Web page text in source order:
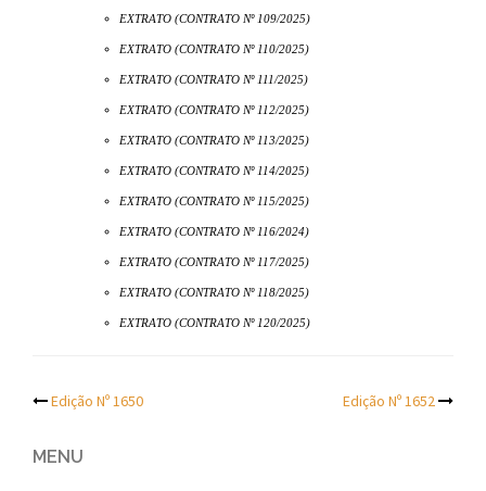
EXTRATO (CONTRATO Nº 109/2025)
EXTRATO (CONTRATO Nº 110/2025)
EXTRATO (CONTRATO Nº 111/2025)
EXTRATO (CONTRATO Nº 112/2025)
EXTRATO (CONTRATO Nº 113/2025)
EXTRATO (CONTRATO Nº 114/2025)
EXTRATO (CONTRATO Nº 115/2025)
EXTRATO (CONTRATO Nº 116/2024)
EXTRATO (CONTRATO Nº 117/2025)
EXTRATO (CONTRATO Nº 118/2025)
EXTRATO (CONTRATO Nº 120/2025)
Post
navigation
Edição Nº 1650 Edição Nº 1652
MENU